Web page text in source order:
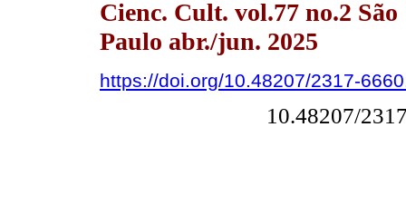
Cienc. Cult. vol.77 no.2 São
Paulo abr./jun. 2025
https://doi.org/10.48207/2317-
10.48207/